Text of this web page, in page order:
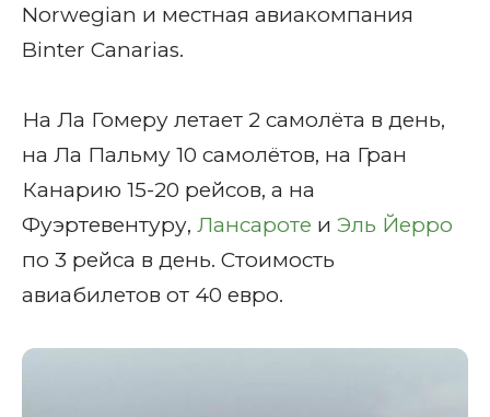
Norwegian и местная авиакомпания
Binter Canarias.
На Ла Гомеру летает 2 самолёта в день,
на Ла Пальму 10 самолётов, на Гран
Канарию 15-20 рейсов, а на
Фуэртевентуру, Лансароте и Эль Йерро
по 3 рейса в день. Стоимость
авиабилетов от 40 евро.